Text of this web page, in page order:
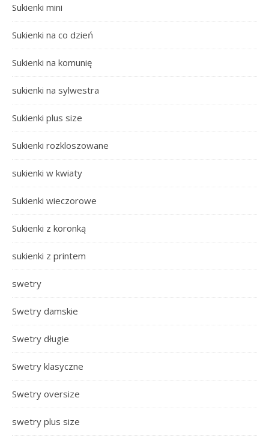
Sukienki mini
Sukienki na co dzień
Sukienki na komunię
sukienki na sylwestra
Sukienki plus size
Sukienki rozkloszowane
sukienki w kwiaty
Sukienki wieczorowe
Sukienki z koronką
sukienki z printem
swetry
Swetry damskie
Swetry długie
Swetry klasyczne
Swetry oversize
swetry plus size